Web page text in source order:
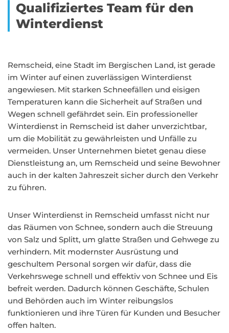
Qualifiziertes Team für den
Winterdienst
Remscheid, eine Stadt im Bergischen Land, ist gerade
im Winter auf einen zuverlässigen Winterdienst
angewiesen. Mit starken Schneefällen und eisigen
Temperaturen kann die Sicherheit auf Straßen und
Wegen schnell gefährdet sein. Ein professioneller
Winterdienst in Remscheid ist daher unverzichtbar,
um die Mobilität zu gewährleisten und Unfälle zu
vermeiden. Unser Unternehmen bietet genau diese
Dienstleistung an, um Remscheid und seine Bewohner
auch in der kalten Jahreszeit sicher durch den Verkehr
zu führen.
Unser Winterdienst in Remscheid umfasst nicht nur
das Räumen von Schnee, sondern auch die Streuung
von Salz und Splitt, um glatte Straßen und Gehwege zu
verhindern. Mit modernster Ausrüstung und
geschultem Personal sorgen wir dafür, dass die
Verkehrswege schnell und effektiv von Schnee und Eis
befreit werden. Dadurch können Geschäfte, Schulen
und Behörden auch im Winter reibungslos
funktionieren und ihre Türen für Kunden und Besucher
offen halten.